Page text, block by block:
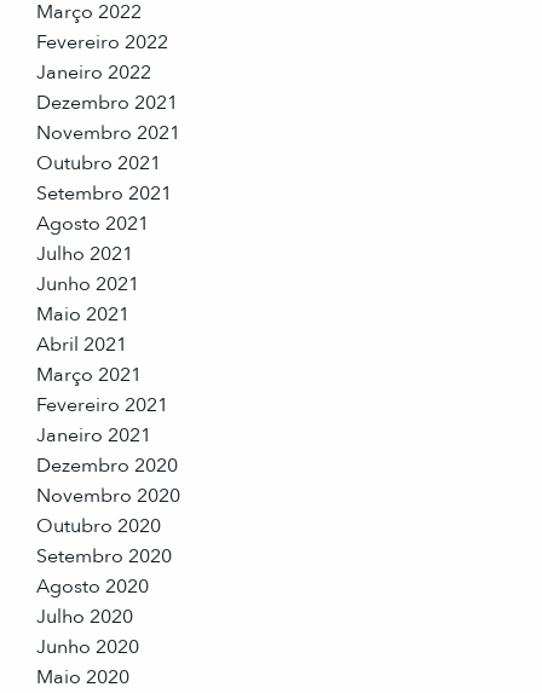
Março 2022
Fevereiro 2022
Janeiro 2022
Dezembro 2021
Novembro 2021
Outubro 2021
Setembro 2021
Agosto 2021
Julho 2021
Junho 2021
Maio 2021
Abril 2021
Março 2021
Fevereiro 2021
Janeiro 2021
Dezembro 2020
Novembro 2020
Outubro 2020
Setembro 2020
Agosto 2020
Julho 2020
Junho 2020
Maio 2020